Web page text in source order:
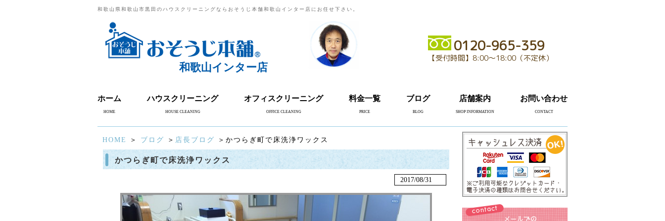
和歌山県和歌山市黒田のハウスクリーニングならおそうじ本舗和歌山インター店にお任せ下さい。
和歌山インター店
0120-965-359
【受付時間】8:00～18:00（不定休）
ホーム
HOME
ハウスクリーニング
HOUSE CLEANING
オフィスクリーニング
OFFICE CLEANING
料金一覧
PRICE
ブログ
BLOG
店舗案内
SHOP INFORMATION
お問い合わせ
CONTACT
HOME ＞ ブログ ＞ 店長ブログ ＞かつらぎ町で床洗浄ワックス
かつらぎ町で床洗浄ワックス
2017/08/31